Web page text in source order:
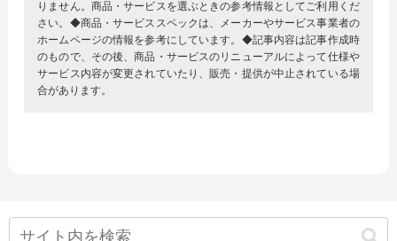
りません。商品・サービスを選ぶときの参考情報としてご利用くだ
さい。◆商品・サービススペックは、メーカーやサービス事業者の
ホームページの情報を参考にしています。◆記事内容は記事作成時
のもので、その後、商品・サービスのリニューアルによって仕様や
サービス内容が変更されていたり、販売・提供が中止されている場
合があります。